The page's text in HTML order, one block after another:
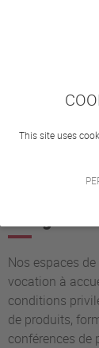
This site uses
Un centre
Nos espaces
vocation à
conditions
de produits,
conférences de